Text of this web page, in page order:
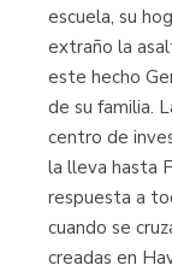
escuela, su
extraño la
este hecho
de su familia.
centro de
la lleva hasta
respuesta a
cuando se
creadas en